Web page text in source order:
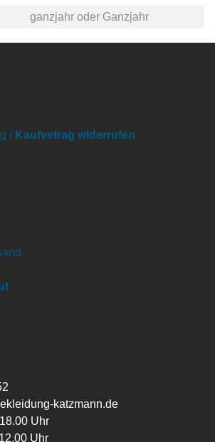
ganzjahroder Ganzjahr
/ Kaufvetrag widerrufen
katzmann.de
Uhr
Uhr